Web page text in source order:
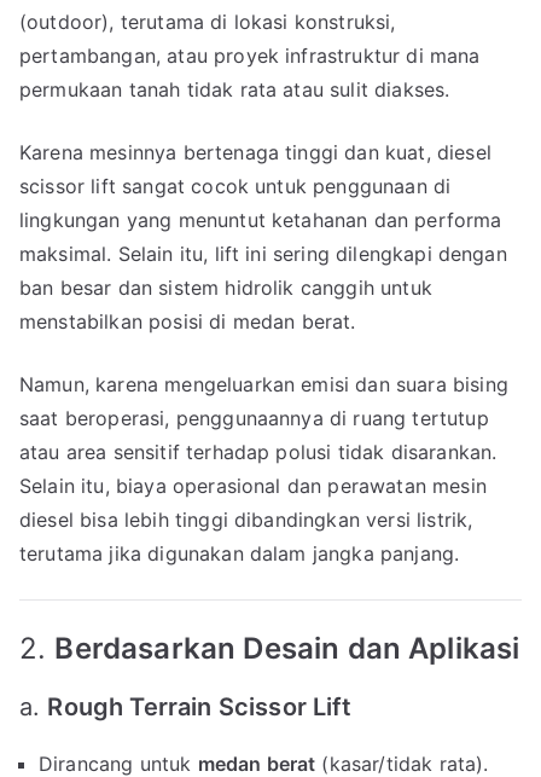
(outdoor), terutama di lokasi konstruksi,
pertambangan, atau proyek infrastruktur di mana
permukaan tanah tidak rata atau sulit diakses.
Karena mesinnya bertenaga tinggi dan kuat, diesel
scissor lift sangat cocok untuk penggunaan di
lingkungan yang menuntut ketahanan dan performa
maksimal. Selain itu, lift ini sering dilengkapi dengan
ban besar dan sistem hidrolik canggih untuk
menstabilkan posisi di medan berat.
Namun, karena mengeluarkan emisi dan suara bising
saat beroperasi, penggunaannya di ruang tertutup
atau area sensitif terhadap polusi tidak disarankan.
Selain itu, biaya operasional dan perawatan mesin
diesel bisa lebih tinggi dibandingkan versi listrik,
terutama jika digunakan dalam jangka panjang.
2. Berdasarkan Desain dan Aplikasi
a. Rough Terrain Scissor Lift
Dirancang untuk medan berat (kasar/tidak rata).